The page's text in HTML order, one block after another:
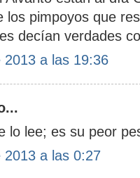
los pimpoyos que
decían verdades
2013 a las 19:36
lo lee; es su peor
2013 a las 0:27